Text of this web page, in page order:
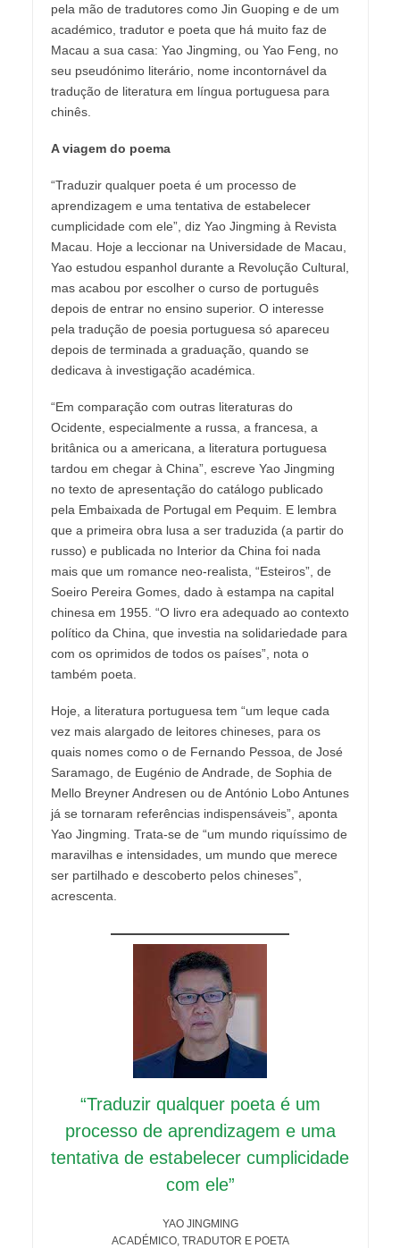
pela mão de tradutores como Jin Guoping e de um
académico, tradutor e poeta que há muito faz de
Macau a sua casa: Yao Jingming, ou Yao Feng, no
seu pseudónimo literário, nome incontornável da
tradução de literatura em língua portuguesa para
chinês.
A viagem do poema
“Traduzir qualquer poeta é um processo de
aprendizagem e uma tentativa de estabelecer
cumplicidade com ele”, diz Yao Jingming à Revista
Macau. Hoje a leccionar na Universidade de Macau,
Yao estudou espanhol durante a Revolução Cultural,
mas acabou por escolher o curso de português
depois de entrar no ensino superior. O interesse
pela tradução de poesia portuguesa só apareceu
depois de terminada a graduação, quando se
dedicava à investigação académica.
“Em comparação com outras literaturas do
Ocidente, especialmente a russa, a francesa, a
britânica ou a americana, a literatura portuguesa
tardou em chegar à China”, escreve Yao Jingming
no texto de apresentação do catálogo publicado
pela Embaixada de Portugal em Pequim. E lembra
que a primeira obra lusa a ser traduzida (a partir do
russo) e publicada no Interior da China foi nada
mais que um romance neo-realista, “Esteiros”, de
Soeiro Pereira Gomes, dado à estampa na capital
chinesa em 1955. “O livro era adequado ao contexto
político da China, que investia na solidariedade para
com os oprimidos de todos os países”, nota o
também poeta.
Hoje, a literatura portuguesa tem “um leque cada
vez mais alargado de leitores chineses, para os
quais nomes como o de Fernando Pessoa, de José
Saramago, de Eugénio de Andrade, de Sophia de
Mello Breyner Andresen ou de António Lobo Antunes
já se tornaram referências indispensáveis”, aponta
Yao Jingming. Trata-se de “um mundo riquíssimo de
maravilhas e intensidades, um mundo que merece
ser partilhado e descoberto pelos chineses”,
acrescenta.
“Traduzir qualquer poeta é um
processo de aprendizagem e uma
tentativa de estabelecer cumplicidade
com ele”
YAO JINGMING
ACADÉMICO, TRADUTOR E POETA